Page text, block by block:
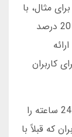
مثال، با
استفاده از کد پاداش هتریک بت می توانید تا 20 درصد
کاربران
در دسامبر 2024، هتریک بت امکان پشتیبانی 24 ساعته را
که قبلاً با